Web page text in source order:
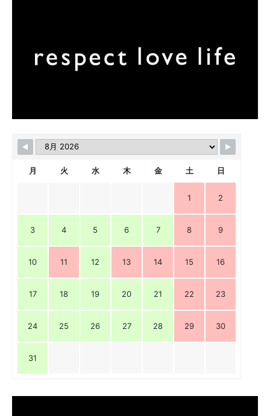
月 火 水 木 金 土 日
1 2
3 4 5 6 7 8 9
10 11 12 13 14 15 16
17 18 19 20 21 22 23
24 25 26 27 28 29 30
31